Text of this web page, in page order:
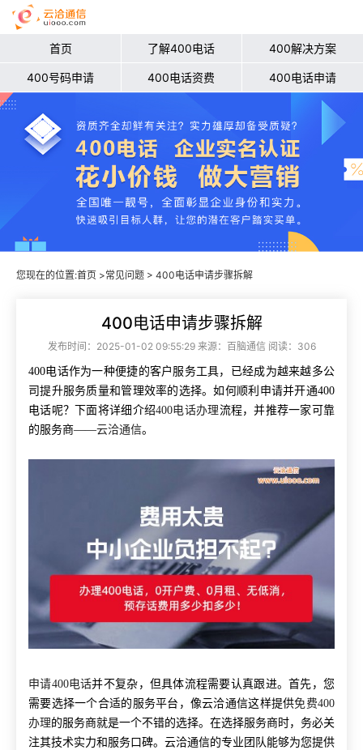
首页 了解400电话 400解决方案
400号码申请 400电话资费 400电话申请
您现在的位置:首页 >常见问题 > 400电话申请步骤拆解
400电话申请步骤拆解
发布时间：2025-01-02 09:55:29 来源：百脑通信 阅读：306
400电话作为一种便捷的客户服务工具，已经成为越来越多公
司提升服务质量和管理效率的选择。如何顺利申请并开通400
电话呢？下面将详细介绍400电话办理流程，并推荐一家可靠
的服务商——云洽通信。
申请400电话并不复杂，但具体流程需要认真跟进。首先，您
需要选择一个合适的服务平台，像云洽通信这样提供免费400
办理的服务商就是一个不错的选择。在选择服务商时，务必关
注其技术实力和服务口碑。云洽通信的专业团队能够为您提供